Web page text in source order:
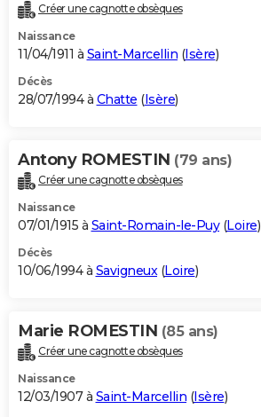
Créer une cagnotte obsèques
Naissance
11/04/1911 à Saint-Marcellin (Isère)
Décès
28/07/1994 à Chatte (Isère)
Antony ROMESTIN (79 ans)
Créer une cagnotte obsèques
Naissance
07/01/1915 à Saint-Romain-le-Puy(Loire)
Décès
10/06/1994 à Savigneux(Loire)
Marie ROMESTIN (85 ans)
Créer une cagnotte obsèques
Naissance
12/03/1907 à Saint-Marcellin (Isère)